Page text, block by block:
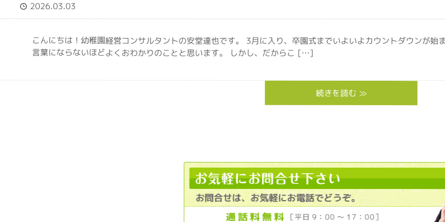
2026.03.03
こんにちは！幼稚園経営コンサルタントの安堂達也です。 3月に入り、卒園式までいよいよカウントダウンが
言葉にならないほどよくおわかりのことと思います。 しかし、だからこ […]
続きを読む ≫